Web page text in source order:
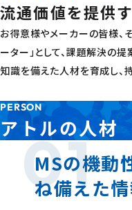
プライバシー・ステート
個人情報に関するお問い
© ATOL CO., LTD. All Rights
流通価値を提供
お得意様やメーカーの皆様、
ーター」として、課題解決の
知識を備えた人材を育成し、
PERSON
アトルの人材
01
MSの機動
ね備えた